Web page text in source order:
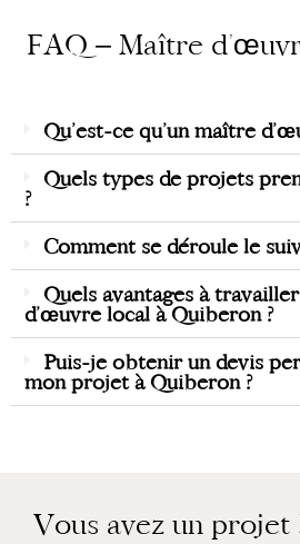
FAQ – Maître
Qu’est-ce qu’un maître
Quels types de projets
?
Comment se déroule le
Quels avantages à
d’œuvre local à Quiberon ?
Puis-je obtenir un devis
mon projet à Quiberon ?
Vous avez un projet